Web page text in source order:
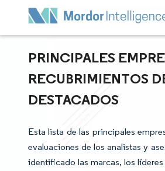
PRINCIPALES
RECUBRIMIENTOS
DESTACADOS
Esta lista de las principales
evaluaciones de los analistas y
identificado las marcas, los